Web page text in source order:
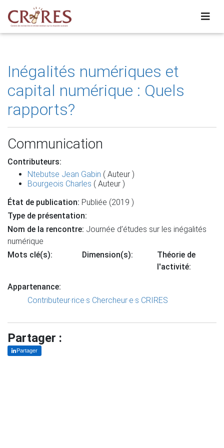
Inégalités numériques et
capital numérique : Quels
rapports?
Communication
Contributeurs:
Ntebutse Jean Gabin ( Auteur )
Bourgeois Charles ( Auteur )
État de publication: Publiée (2019 )
Type de présentation:
Nom de la rencontre: Journée d’études sur les inégalités
numérique
Mots clé(s):
Dimension(s):
Théorie de
l'activité:
Appartenance:
Contributeur·rice·s Chercheur·e·s CRIRES
Partager :
Partager